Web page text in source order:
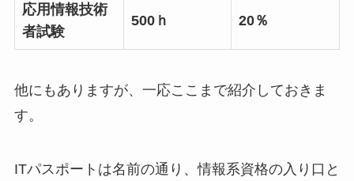
応用情報技術
者試験
500ｈ 20％
他にもありますが、一応ここまで紹介しておきま
す。
ITパスポートは名前の通り、情報系資格の入り口と